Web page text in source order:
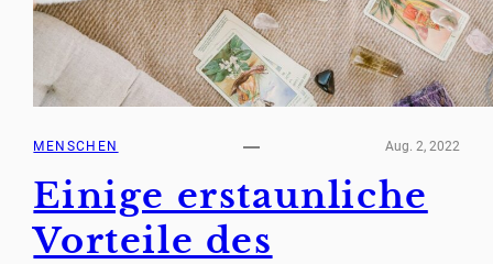
MENSCHEN Aug. 2, 2022
Einige erstaunliche
Vorteile des